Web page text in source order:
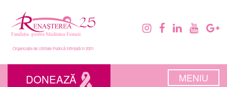
Organizație de Utilitate Publică înființată în 2001
DONEAZĂ MENIU